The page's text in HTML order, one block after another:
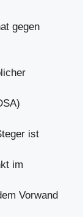
gegen
ist
im
Vorwand